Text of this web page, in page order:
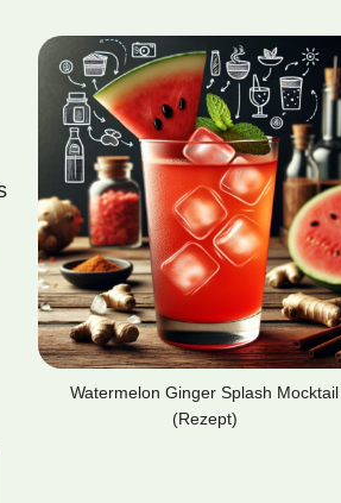
Watermelon Ginger Splash Mocktail
(Rezept)